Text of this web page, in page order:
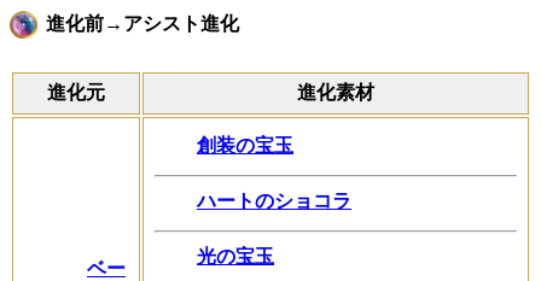
進化前→アシスト進化
進化元 進化素材
ベー
創装の宝玉
ハートのショコラ
光の宝玉